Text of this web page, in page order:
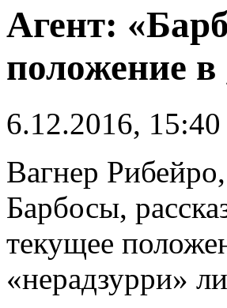
Агент:
положение
6.12.2016, 15:40
Вагнер
Барбосы,
текущее
«нерадзурри»